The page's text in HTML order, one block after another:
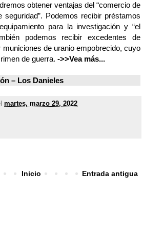
obtener ventajas del “comercio de
Podemos recibir préstamos
para la investigación y “el
podemos recibir excedentes de
de uranio empobrecido, cuyo
de guerra. ->>Vea más...
– Los Danieles
martes, marzo 29, 2022
Entrada antigua
Inicio